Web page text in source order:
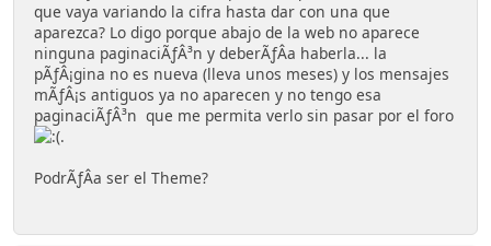
que vaya variando la cifra hasta dar con una que
aparezca? Lo digo porque abajo de la web no aparece
ninguna paginaciÃƒÂ³n y deberÃƒÂ­a haberla... la
pÃƒÂ¡gina no es nueva (lleva unos meses) y los mensajes
mÃƒÂ¡s antiguos ya no aparecen y no tengo esa
paginaciÃƒÂ³n que me permita verlo sin pasar por el foro
.
PodrÃƒÂ­a ser el Theme?